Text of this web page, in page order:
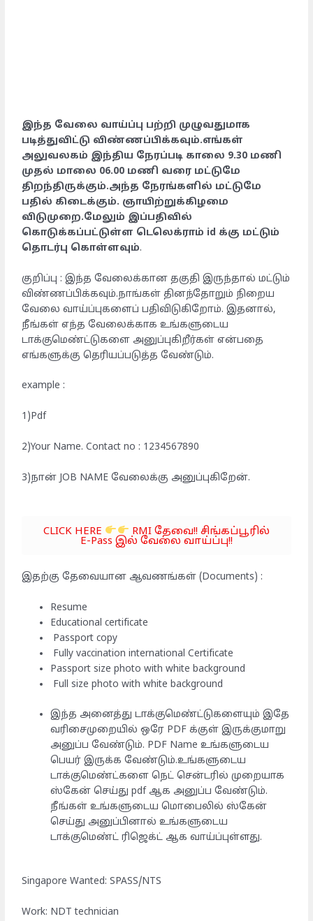
இந்த வேலை வாய்ப்பு பற்றி முழுவதுமாக
படித்துவிட்டு விண்ணப்பிக்கவும்.எங்கள்
அலுவலகம் இந்திய நேரப்படி காலை 9.30 மணி
முதல் மாலை 06.00 மணி வரை மட்டுமே
திறந்திருக்கும்.அந்த நேரங்களில் மட்டுமே
பதில் கிடைக்கும். ஞாயிற்றுக்கிழமை
விடுமுறை.மேலும் இப்பதிவில்
கொடுக்கப்பட்டுள்ள டெலெக்ராம் id க்கு மட்டும்
தொடர்பு கொள்ளவும்.
குறிப்பு : இந்த வேலைக்கான தகுதி இருந்தால் மட்டும்
விண்ணப்பிக்கவும்.நாங்கள் தினந்தோறும் நிறைய
வேலை வாய்ப்புகளைப் பதிவிடுகிறோம். இதனால்,
நீங்கள் எந்த வேலைக்காக உங்களுடைய
டாக்குமெண்ட்டுகளை அனுப்புகிறீர்கள் என்பதை
எங்களுக்கு தெரியப்படுத்த வேண்டும்.
example :
1)Pdf
2)Your Name. Contact no : 1234567890
3)நான் JOB NAME வேலைக்கு அனுப்புகிறேன்.
CLICK HERE RMI தேவை!! சிங்கப்பூரில்
E-Pass இல் வேலை வாய்ப்பு!!
இதற்கு தேவையான ஆவணங்கள் (Documents) :
Resume
Educational certificate
Passport copy
Fully vaccination international Certificate
Passport size photo with white background
Full size photo with white background
இந்த அனைத்து டாக்குமெண்ட்டுகளையும் இதே
வரிசைமுறையில் ஒரே PDF க்குள் இருக்குமாறு
அனுப்ப வேண்டும். PDF Name உங்களுடைய
பெயர் இருக்க வேண்டும்.உங்களுடைய
டாக்குமெண்ட்களை நெட் சென்டரில் முறையாக
ஸ்கேன் செய்து pdf ஆக அனுப்ப வேண்டும்.
நீங்கள் உங்களுடைய மொபைலில் ஸ்கேன்
செய்து அனுப்பினால் உங்களுடைய
டாக்குமெண்ட் ரிஜெக்ட் ஆக வாய்ப்புள்ளது.
Singapore Wanted: SPASS/NTS
Work: NDT technician